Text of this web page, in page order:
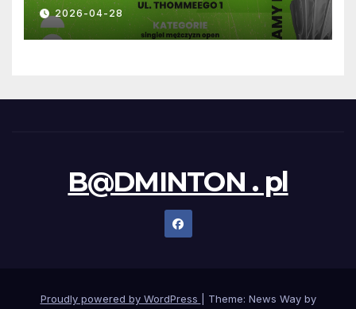
2026-04-28
B@DMINTON . pl
Proudly powered by WordPress Theme: News Way by